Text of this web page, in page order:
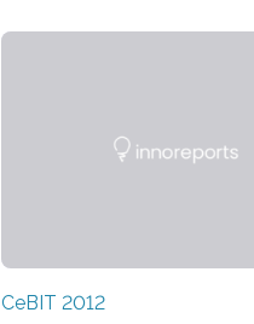
CeBIT 2012